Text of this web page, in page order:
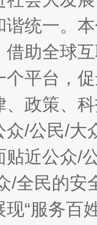
谐统一。
借助全球
个平台，
、政策、
众/公民/大
贴近公众/
/全民的安
现“服务百